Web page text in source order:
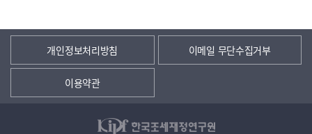
개인정보처리방침 이메일 무단수집거부
이용약관